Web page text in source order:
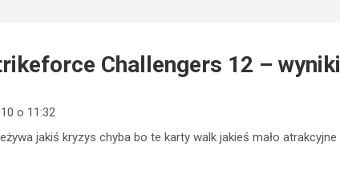
Challengers 12 – wyniki
o 11:32
jakiś kryzys chyba bo te karty walk jakieś mało atrakcyjne